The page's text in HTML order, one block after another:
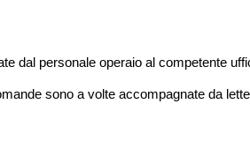
dal personale operaio al competente
sono a volte accompagnate da